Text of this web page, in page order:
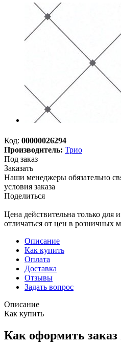
Код: 00000026294
Производитель: Трио
Под заказ
Заказать
Наши менеджеры обязательно
условия заказа
Поделиться
Цена действительна только для
отличаться от цен в розничных
Описание
Как купить
Оплата
Доставка
Отзывы
Задать вопрос
Описание
Как купить
Как оформить заказ